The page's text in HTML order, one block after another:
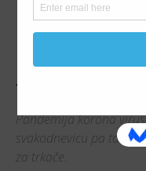
Novi virusi
moralista i
truda
Pandemija korona
svakodnevicu pa tako
za trkače.